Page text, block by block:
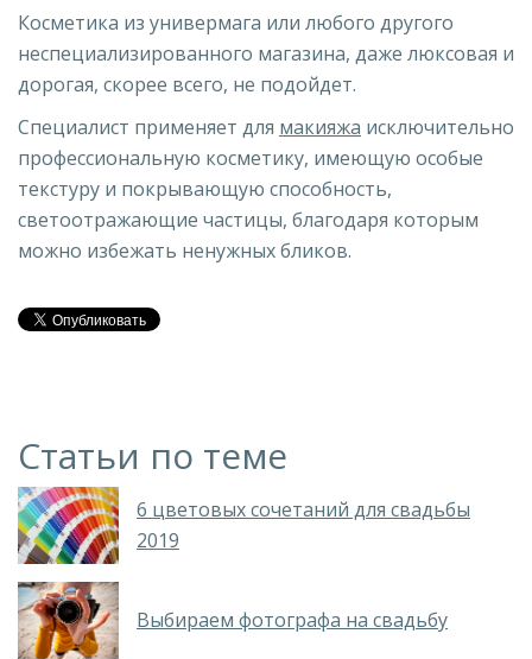
Косметика из универмага или любого другого
неспециализированного магазина, даже люксовая и
дорогая, скорее всего, не подойдет.
Специалист применяет для макияжа исключительно
профессиональную косметику, имеющую особые
текстуру и покрывающую способность,
светоотражающие частицы, благодаря которым
можно избежать ненужных бликов.
Статьи по теме
6 цветовых сочетаний для свадьбы
2019
Выбираем фотографа на свадьбу